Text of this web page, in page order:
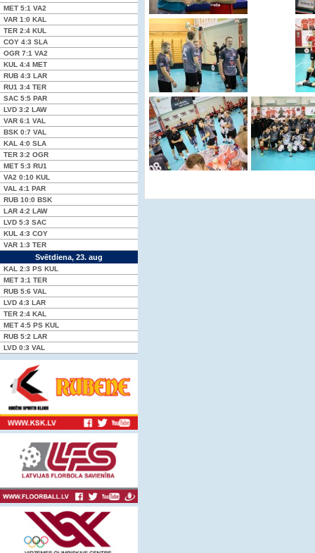
MET 5:1 VA2
VAR 1:0 KAL
TER 2:4 KUL
COY 4:3 SLA
OGR 7:1 VA2
KUL 4:4 MET
RUB 4:3 LAR
RU1 3:4 TER
SAC 5:5 PAR
LVD 3:2 LAW
VAR 6:1 VAL
BSK 0:7 VAL
KAL 4:0 SLA
TER 3:2 OGR
MET 5:3 RU1
VA2 0:10 KUL
VAL 4:1 PAR
RUB 10:0 BSK
LAR 4:2 LAW
LVD 5:3 SAC
KUL 4:3 COY
VAR 1:3 TER
Svētdiena, 23. aug
KAL 2:3 PS KUL
MET 3:1 TER
RUB 5:6 VAL
LVD 4:3 LAR
TER 2:4 KAL
MET 4:5 PS KUL
RUB 5:2 LAR
LVD 0:3 VAL